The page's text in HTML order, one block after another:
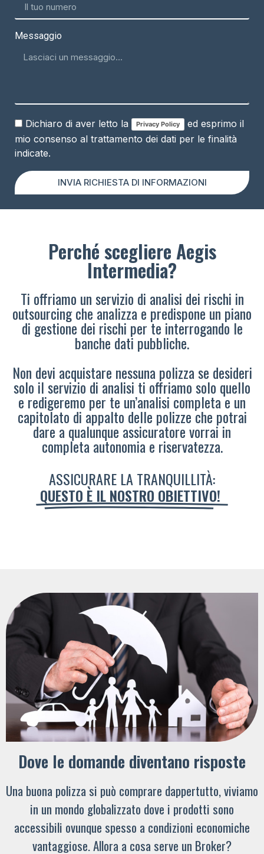
Messaggio
Dichiaro di aver letto la Privacy Policy
ed esprimo il
mio consenso al trattamento dei dati per le finalità
indicate.
INVIA RICHIESTA DI INFORMAZIONI
Perché scegliere Aegis
Intermedia?
Ti offriamo un servizio di analisi dei rischi in
outsourcing che analizza e predispone un piano
di gestione dei rischi per te interrogando le
banche dati pubbliche.
Non devi acquistare nessuna polizza se desideri
solo il servizio di analisi ti offriamo solo quello
e redigeremo per te un’analisi completa e un
capitolato di appalto delle polizze che potrai
dare a qualunque assicuratore vorrai in
completa autonomia e riservatezza.
ASSICURARE LA TRANQUILLITÀ:
QUESTO È IL NOSTRO OBIETTIVO!
Dove le domande diventano risposte
Una buona polizza si può comprare dappertutto, viviamo
in un mondo globalizzato dove i prodotti sono
accessibili ovunque spesso a condizioni economiche
vantaggiose. Allora a cosa serve un Broker?